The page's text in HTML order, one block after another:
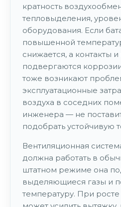
кратность
тепловыделения,
оборудования. Если
повышенной
снижается, а контакты
подвергаются
тоже возникают
эксплуатационные
воздуха в соседних
инженера — не
подобрать устойчивую
Вентиляционная
должна работать в
штатном режиме она
выделяющиеся газы и
температуру. При